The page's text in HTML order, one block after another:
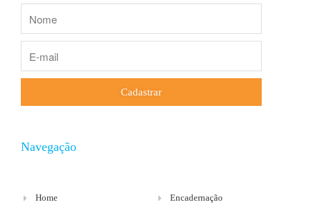
Cadastrar
Navegação
Home Encadernação